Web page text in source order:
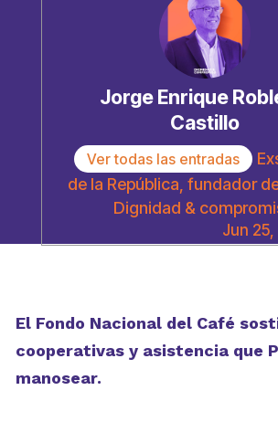
Jorge Enrique
Castillo
Ver todas las entradas
de la República, fundador
Dignidad &
Jun
El Fondo Nacional del Café
cooperativas y asistencia que
manosear.